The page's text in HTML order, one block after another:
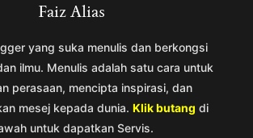
Faiz Alias
yang suka menulis dan berkongsi
ilmu. Menulis adalah satu cara untuk
perasaan, mencipta inspirasi, dan
mesej kepada dunia.Klik butang di
untuk dapatkan Servis.